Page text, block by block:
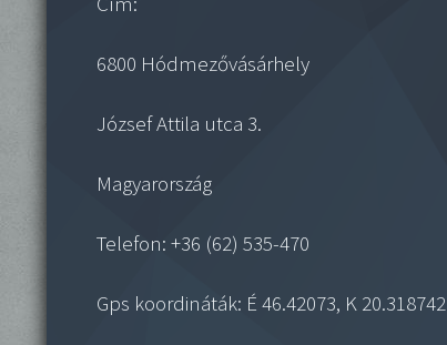
6800 Hódmezővásárhely
József Attila utca 3.
Magyarország
Telefon: +36 (62) 535-470
Gps koordináták: É 46.42073, K 20.318742